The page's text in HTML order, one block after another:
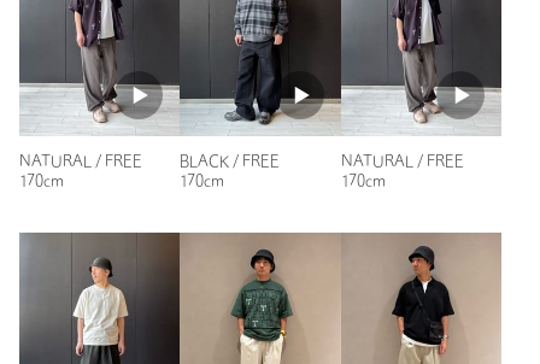
対象外商品 裾上げについて
カテゴリー 帽子 | ハット
素材 分類外繊維(紙)100％
クリーニングは専門店に相談くだ
洗濯表示につい
て
1438-5-000042
NATURAL / FREE
170cm
BLACK / FREE
170cm
NATURAL / FREE
170cm